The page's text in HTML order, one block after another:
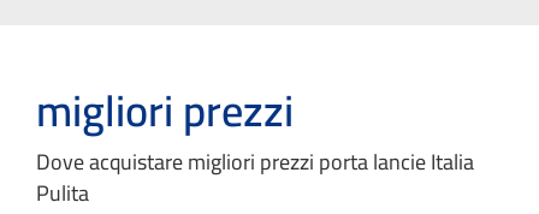
migliori prezzi
Dove acquistare migliori prezzi porta lancie Italia
Pulita